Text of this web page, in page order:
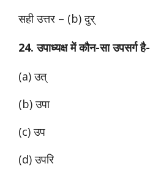
सही उत्तर – (b) दुर्
24. उपाध्यक्ष में कौन-सा उपसर्ग है-
(a) उत्
(b) उपा
(c) उप
(d) उपरि